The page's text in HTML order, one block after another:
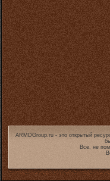
ARMDGroup.ru - это открытый
Все, не